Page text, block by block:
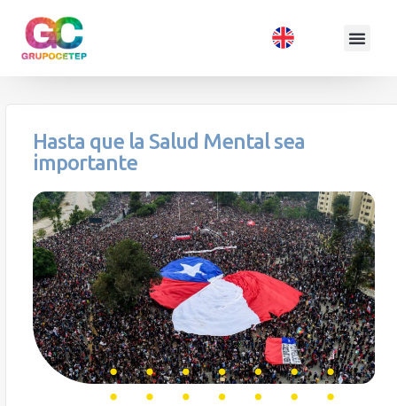
Hasta que la Salud Mental sea
importante